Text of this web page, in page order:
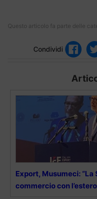
Questo articolo fa parte delle
Condividi
Export, Musumeci:
commercio con